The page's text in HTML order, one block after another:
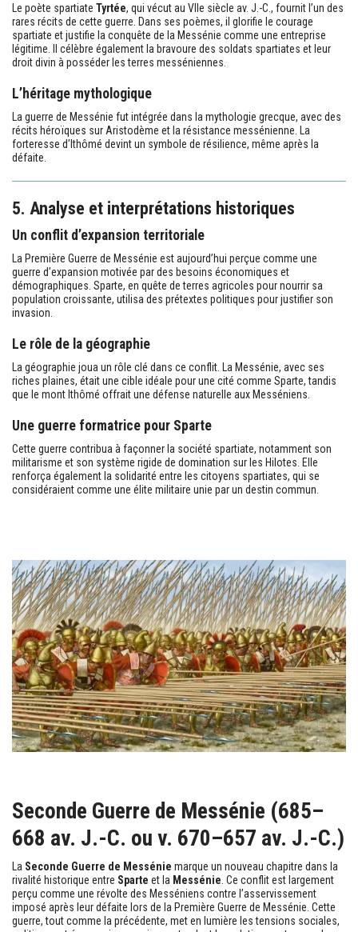
Le poète spartiate Tyrtée, qui vécut au VIIe siècle av. J.-C., fournit l’un des
rares récits de cette guerre. Dans ses poèmes, il glorifie le courage
spartiate et justifie la conquête de la Messénie comme une entreprise
légitime. Il célèbre également la bravoure des soldats spartiates et leur
droit divin à posséder les terres messéniennes.
L’héritage mythologique
La guerre de Messénie fut intégrée dans la mythologie grecque, avec des
récits héroïques sur Aristodème et la résistance messénienne. La
forteresse d’Ithômé devint un symbole de résilience, même après la
défaite.
5. Analyse et interprétations historiques
Un conflit d’expansion territoriale
La Première Guerre de Messénie est aujourd’hui perçue comme une
guerre d’expansion motivée par des besoins économiques et
démographiques. Sparte, en quête de terres agricoles pour nourrir sa
population croissante, utilisa des prétextes politiques pour justifier son
invasion.
Le rôle de la géographie
La géographie joua un rôle clé dans ce conflit. La Messénie, avec ses
riches plaines, était une cible idéale pour une cité comme Sparte, tandis
que le mont Ithômé offrait une défense naturelle aux Messéniens.
Une guerre formatrice pour Sparte
Cette guerre contribua à façonner la société spartiate, notamment son
militarisme et son système rigide de domination sur les Hilotes. Elle
renforça également la solidarité entre les citoyens spartiates, qui se
considéraient comme une élite militaire unie par un destin commun.
Seconde Guerre de Messénie (685–
668 av. J.-C. ou v. 670–657 av. J.-C.)
La Seconde Guerre de Messénie marque un nouveau chapitre dans la
rivalité historique entre Sparte et la Messénie . Ce conflit est largement
perçu comme une révolte des Messéniens contre l’asservissement
imposé après leur défaite lors de la Première Guerre de Messénie. Cette
guerre, tout comme la précédente, met en lumière les tensions sociales,